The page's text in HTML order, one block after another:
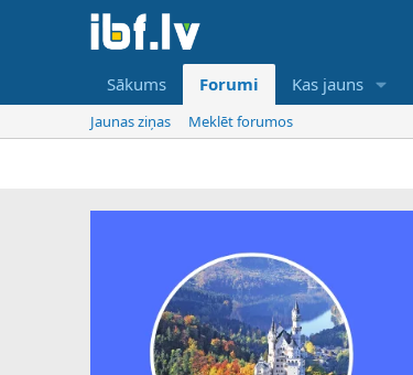
Sākums Forumi Kas jauns
Jaunas ziņas Meklēt forumos